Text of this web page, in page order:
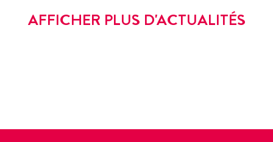
AFFICHER PLUS D'ACTUALITÉS